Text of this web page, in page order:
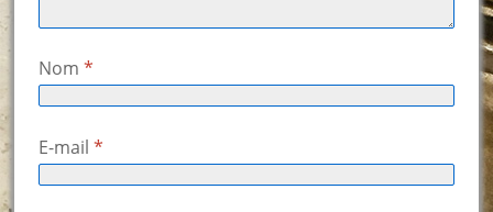
Nom *
E-mail *